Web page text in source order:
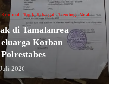
Kriminal Topik Terhangat Trending Viral
di Tamalanrea
Korban
2026